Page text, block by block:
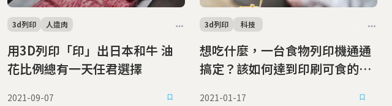
用3D列印「印」出日本和牛 油
花比例總有一天任君選擇
3d列印 人造肉
2021-09-07
想吃什麼，一台食物列印機通通
搞定？該如何達到印刷可食的境
3d列印 科技
2021-01-17